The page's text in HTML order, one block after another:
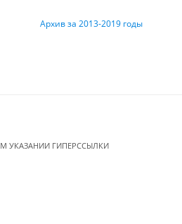
Архив за 2013-2019 годы
УКАЗАНИИ ГИПЕРССЫЛКИ